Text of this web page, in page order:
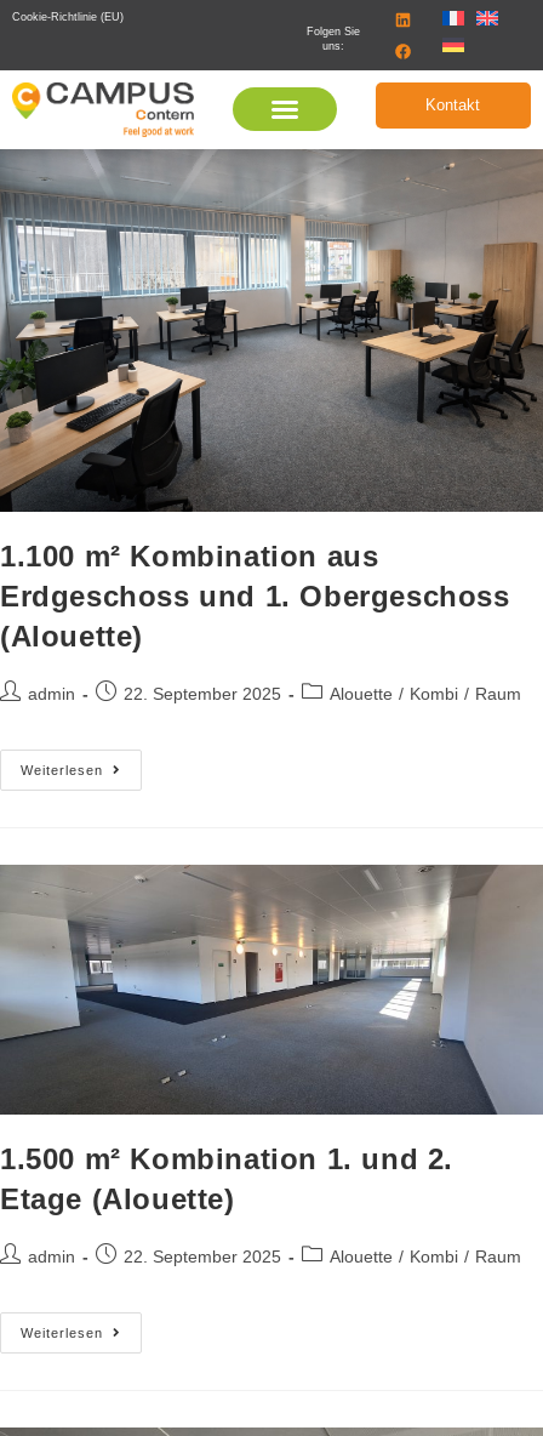
Cookie-Richtlinie (EU)
Folgen Sie
uns:
Kontakt
1.100 m² Kombination aus
Erdgeschoss und 1. Obergeschoss
(Alouette)
admin 22. September 2025 Alouette / Kombi / Raum
Weiterlesen
1.500 m² Kombination 1. und 2.
Etage (Alouette)
admin 22. September 2025 Alouette / Kombi / Raum
Weiterlesen